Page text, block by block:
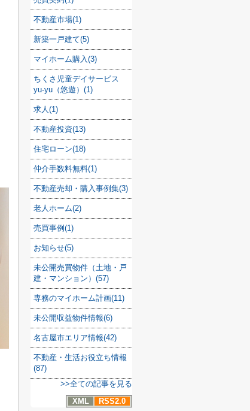
不動産市場(1)
新築一戸建て(5)
マイホーム購入(3)
ちくさ児童デイサービス
yu-yu（悠遊）(1)
求人(1)
不動産投資(13)
住宅ローン(18)
仲介手数料無料(1)
不動産売却・購入事例集(3)
老人ホーム(2)
売買事例(1)
お知らせ(5)
未公開売買物件（土地・戸
建・マンション）(57)
専務のマイホーム計画(11)
未公開収益物件情報(6)
名古屋市エリア情報(42)
不動産・生活お役立ち情報
(87)
>>全ての記事を見る
XML
RSS2.0